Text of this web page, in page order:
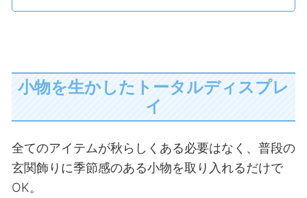
小物を生かしたトータルディスプレ
イ
全てのアイテムが秋らしくある必要はなく、普段の
玄関飾りに季節感のある小物を取り入れるだけで
OK。